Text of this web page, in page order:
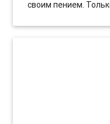
своим пением.